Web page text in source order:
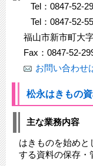
Tel：0847-52-
Tel：
福山市新市町大
Fax：0847-52-
お問い合わせ
松永はきもの
主な業務内容
はきものを始めと
する資料の保存・